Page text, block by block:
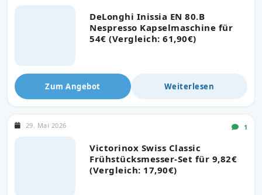
DeLonghi Inissia EN 80.B
Nespresso Kapselmaschine für
54€ (Vergleich: 61,90€)
Zum Angebot Weiterlesen
Victorinox Swiss Classic
Frühstücksmesser-Set für 9,82€
(Vergleich: 17,90€)
29. Mai 2026 1